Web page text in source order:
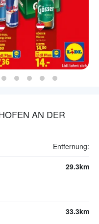
AN DER
Entfernung:
29.3km
33.3km